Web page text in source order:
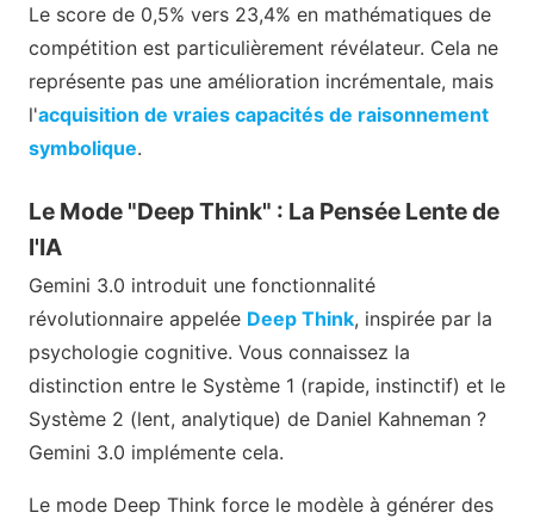
Le score de 0,5% vers 23,4% en mathématiques de
compétition est particulièrement révélateur. Cela ne
représente pas une amélioration incrémentale, mais
l'acquisition de vraies capacités de raisonnement
symbolique.
Le Mode "Deep Think" : La Pensée Lente de
l'IA
Gemini 3.0 introduit une fonctionnalité
révolutionnaire appelée Deep Think, inspirée par la
psychologie cognitive. Vous connaissez la
distinction entre le Système 1 (rapide, instinctif) et le
Système 2 (lent, analytique) de Daniel Kahneman ?
Gemini 3.0 implémente cela.
Le mode Deep Think force le modèle à générer des